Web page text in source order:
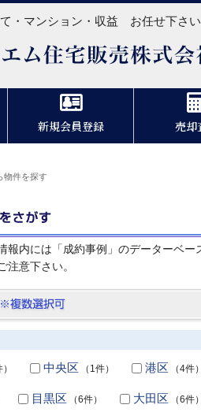
・マンション・収益 お任せ下さい
新規会員登録 売却
件を探す
報内には「成約事例」のデーターベ
注意下さい。
中央区 （1件） 港区 （4件）
目黒区 （6件） 大田区 （6件）